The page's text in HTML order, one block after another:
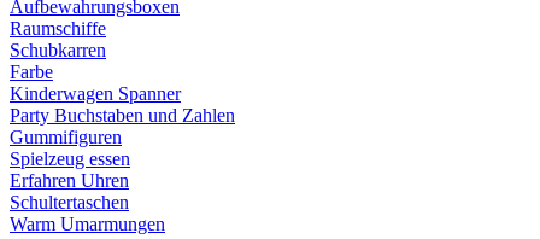
Aufbewahrungsboxen
Raumschiffe
Schubkarren
Farbe
Kinderwagen Spanner
Party Buchstaben und Zahlen
Gummifiguren
Spielzeug essen
Erfahren Uhren
Schultertaschen
Warm Umarmungen